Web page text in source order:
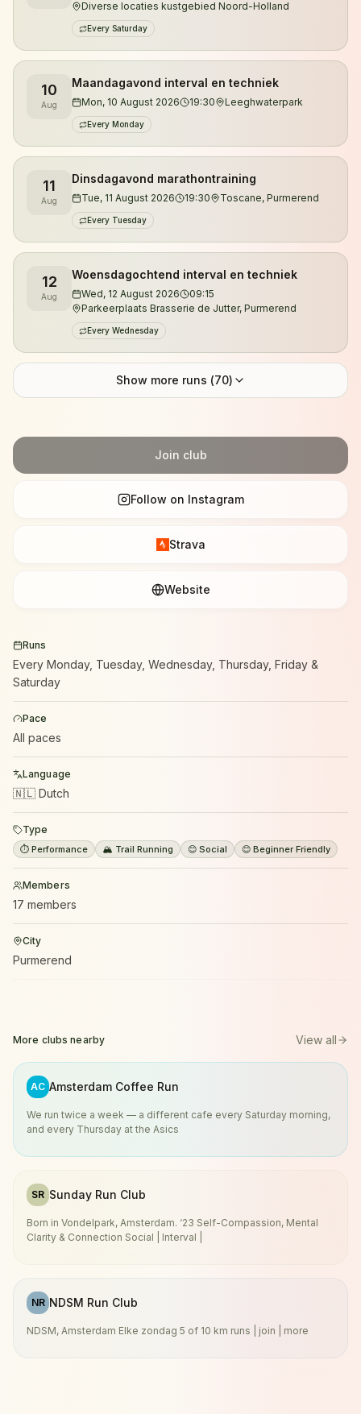
Daarnaast organiseren we trailruntrainingen in de
duinen van Noord-Holland, waar je kennismaakt met
de mooiste singletracks, klimmetjes en natuurgebieden
van de regio.
De trainingen worden verzorgd door gecertificeerd
looptrainer en ultraloper Jeroen Kuyper. Met meer
dan vijftien jaar hardloopervaring en tientallen
ultramarathons achter zijn naam begeleidt hij lopers
van hun eerste 5 kilometer tot uitdagende trailruns en
ultramarathons.
Wil je eerst kennismaken? Je bent altijd welkom voor
een vrijblijvende proefles.
Diverse locaties kustgebied Noord-Holland
Every Saturday
10
Aug
Maandagavond interval en techniek
Mon, 10 August 2026 19:30 Leeghwaterpark
Every Monday
11
Aug
Dinsdagavond marathontraining
Tue, 11 August 2026 19:30 Toscane, Purmerend
Every Tuesday
12
Aug
Woensdagochtend interval en techniek
Wed, 12 August 2026
09:15
Parkeerplaats Brasserie de Jutter, Purmerend
Every Wednesday
Show more runs (70)
Join club
Follow on Instagram
Strava
Website
Runs
Every Monday, Tuesday, Wednesday, Thursday, Friday &
Saturday
Pace
All paces
Language
🇳🇱 Dutch
Type
⏱️ Performance 🏔️ Trail Running 😊 Social 😊 Beginner Friendly
Members
17 members
City
Purmerend
More clubs nearby View all
AC Amsterdam Coffee Run
We run twice a week — a different cafe every Saturday morning,
and every Thursday at the Asics
SR Sunday Run Club
Born in Vondelpark, Amsterdam. ‘23 Self-Compassion, Mental
Clarity & Connection Social | Interval |
NR NDSM Run Club
NDSM, Amsterdam Elke zondag 5 of 10 km runs | join | more